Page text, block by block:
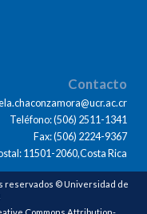
Contacto
Teléfono: (506) 2511-1341
Fax: (506) 2224-9367
11501-2060,Costa Rica
reservados © Universidad de